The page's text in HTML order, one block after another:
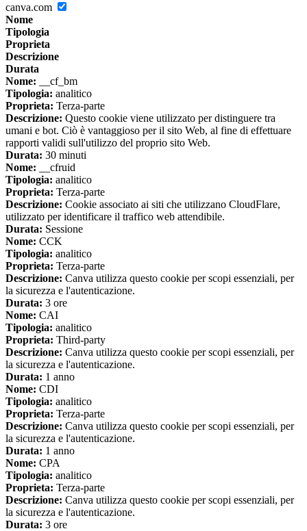
canva.com
Nome
Tipologia
Proprieta
Descrizione
Durata
Nome: __cf_bm
Tipologia: analitico
Proprieta: Terza-parte
Descrizione: Questo cookie viene utilizzato per distinguere tra
umani e bot. Ciò è vantaggioso per il sito Web, al fine di effettuare
rapporti validi sull'utilizzo del proprio sito Web.
Durata: 30 minuti
Nome: __cfruid
Tipologia: analitico
Proprieta: Terza-parte
Descrizione: Cookie associato ai siti che utilizzano CloudFlare,
utilizzato per identificare il traffico web attendibile.
Durata: Sessione
Nome: CCK
Tipologia: analitico
Proprieta: Terza-parte
Descrizione: Canva utilizza questo cookie per scopi essenziali, per
la sicurezza e l'autenticazione.
Durata: 3 ore
Nome: CAI
Tipologia: analitico
Proprieta: Third-party
Descrizione: Canva utilizza questo cookie per scopi essenziali, per
la sicurezza e l'autenticazione.
Durata: 1 anno
Nome: CDI
Tipologia: analitico
Proprieta: Terza-parte
Descrizione: Canva utilizza questo cookie per scopi essenziali, per
la sicurezza e l'autenticazione.
Durata: 1 anno
Nome: CPA
Tipologia: analitico
Proprieta: Terza-parte
Descrizione: Canva utilizza questo cookie per scopi essenziali, per
la sicurezza e l'autenticazione.
Durata: 3 ore